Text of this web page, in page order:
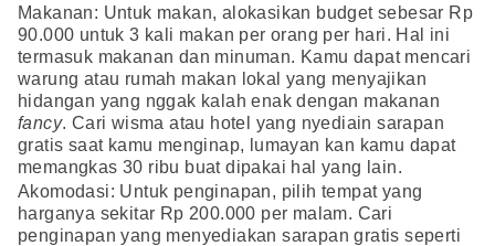
Makanan: Untuk makan, alokasikan budget sebesar Rp
90.000 untuk 3 kali makan per orang per hari. Hal ini
termasuk makanan dan minuman. Kamu dapat mencari
warung atau rumah makan lokal yang menyajikan
hidangan yang nggak kalah enak dengan makanan
fancy. Cari wisma atau hotel yang nyediain sarapan
gratis saat kamu menginap, lumayan kan kamu dapat
memangkas 30 ribu buat dipakai hal yang lain.
Akomodasi: Untuk penginapan, pilih tempat yang
harganya sekitar Rp 200.000 per malam. Cari
penginapan yang menyediakan sarapan gratis seperti